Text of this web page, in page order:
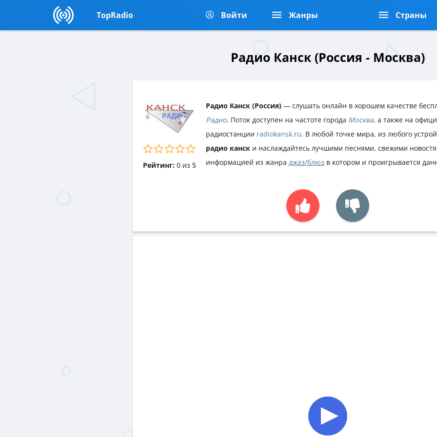
TopRadio Войти Жанры Страны
Радио Канск (Россия - Москва)
Рейтинг: 0из 5
Радио Канск (Россия) — слушать онлайн в хорошем качестве
Радио. Поток доступен на частоте города Москва, а также на
радиостанции radiokansk.ru. В любой точке мира, из любого
радио канск и наслаждайтесь лучшими песнями, свежими
информацией из жанра джаз/блюз в котором и проигрывается